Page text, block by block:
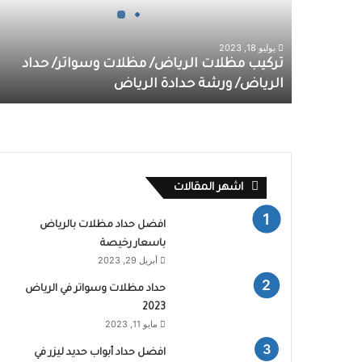
يوليو 18, 2023
تركيب مظلات الرياض/ مظلات وسواتر/ حداد
الرياض/ ورشة حدادة الرياض
اشهر المقالات
افضل حداد مظلات بالرياض
باسعار رخيصة
أبريل 29, 2023
حداد مظلات وسواتر في الرياض
2023
مايو 11, 2023
افضل حداد أبواب حديد ليزر في